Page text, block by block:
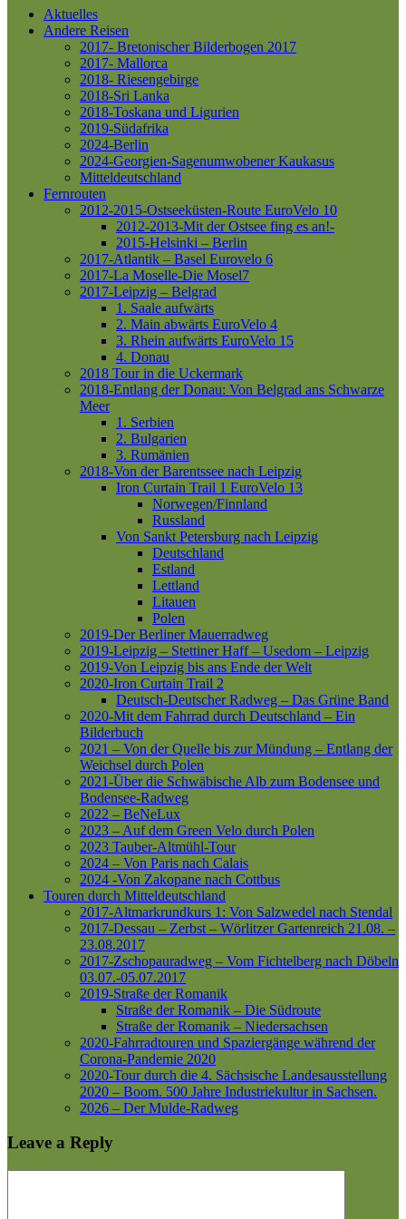
Aktuelles
Andere Reisen
2017- Bretonischer Bilderbogen 2017
2017- Mallorca
2018- Riesengebirge
2018-Sri Lanka
2018-Toskana und Ligurien
2019-Südafrika
2024-Berlin
2024-Georgien-Sagenumwobener Kaukasus
Mitteldeutschland
Fernrouten
2012-2015-Ostseeküsten-Route EuroVelo 10
2012-2013-Mit der Ostsee fing es an!-
2015-Helsinki – Berlin
2017-Atlantik – Basel Eurovelo 6
2017-La Moselle-Die Mosel7
2017-Leipzig – Belgrad
1. Saale aufwärts
2. Main abwärts EuroVelo 4
3. Rhein aufwärts EuroVelo 15
4. Donau
2018 Tour in die Uckermark
2018-Entlang der Donau: Von Belgrad ans Schwarze
Meer
1. Serbien
2. Bulgarien
3. Rumänien
2018-Von der Barentssee nach Leipzig
Iron Curtain Trail 1 EuroVelo 13
Norwegen/Finnland
Russland
Von Sankt Petersburg nach Leipzig
Deutschland
Estland
Lettland
Litauen
Polen
2019-Der Berliner Mauerradweg
2019-Leipzig – Stettiner Haff – Usedom – Leipzig
2019-Von Leipzig bis ans Ende der Welt
2020-Iron Curtain Trail 2
Deutsch-Deutscher Radweg – Das Grüne Band
2020-Mit dem Fahrrad durch Deutschland – Ein
Bilderbuch
2021 – Von der Quelle bis zur Mündung – Entlang der
Weichsel durch Polen
2021-Über die Schwäbische Alb zum Bodensee und
Bodensee-Radweg
2022 – BeNeLux
2023 – Auf dem Green Velo durch Polen
2023 Tauber-Altmühl-Tour
2024 – Von Paris nach Calais
2024 -Von Zakopane nach Cottbus
Touren durch Mitteldeutschland
2017-Altmarkrundkurs 1: Von Salzwedel nach Stendal
2017-Dessau – Zerbst – Wörlitzer Gartenreich 21.08. –
23.08.2017
2017-Zschopauradweg – Vom Fichtelberg nach Döbeln
03.07.-05.07.2017
2019-Straße der Romanik
Straße der Romanik – Die Südroute
Straße der Romanik – Niedersachsen
2020-Fahrradtouren und Spaziergänge während der
Corona-Pandemie 2020
2020-Tour durch die 4. Sächsische Landesausstellung
2020 – Boom. 500 Jahre Industriekultur in Sachsen.
2026 – Der Mulde-Radweg
Leave a Reply